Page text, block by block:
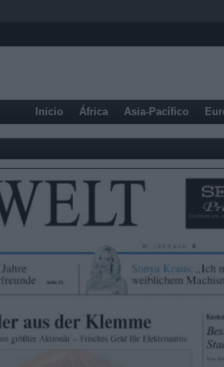
Inicio África Asia-Pacífico